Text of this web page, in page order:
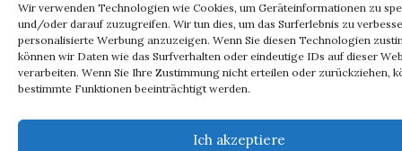
Wir verwenden Technologien wie Cookies, um Geräteinformationen zu
und/oder darauf zuzugreifen. Wir tun dies, um das Surferlebnis zu
personalisierte Werbung anzuzeigen. Wenn Sie diesen Technologien
können wir Daten wie das Surfverhalten oder eindeutige IDs auf dieser
verarbeiten. Wenn Sie Ihre Zustimmung nicht erteilen oder zurückziehen,
bestimmte Funktionen beeinträchtigt werden.
Ich akzeptiere